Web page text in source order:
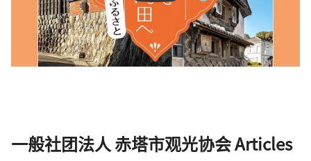
一般社团法人 赤塔市观光协会 Articles